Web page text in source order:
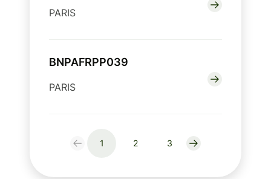
PARIS
BNPAFRPP039
PARIS
1 2 3